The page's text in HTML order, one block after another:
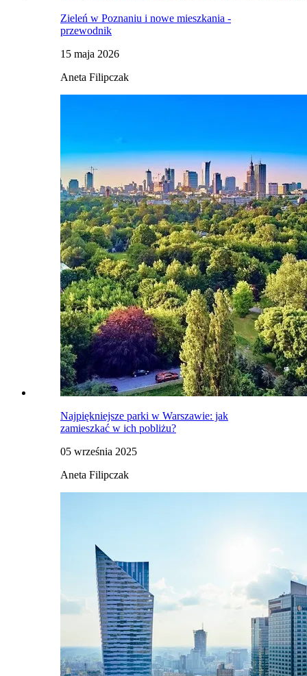
Zieleń w Poznaniu i nowe mieszkania -
przewodnik
15 maja 2026
Aneta Filipczak
Najpiękniejsze parki w Warszawie: jak
zamieszkać w ich pobliżu?
05 września 2025
Aneta Filipczak